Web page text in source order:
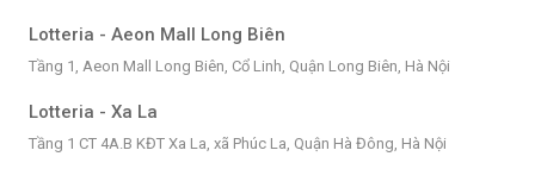
Lotteria - Aeon Mall Long Biên
Tầng 1, Aeon Mall Long Biên, Cổ Linh, Quận Long Biên, Hà Nội
Lotteria - Xa La
Tầng 1 CT 4A.B KĐT Xa La, xã Phúc La, Quận Hà Đông, Hà Nội